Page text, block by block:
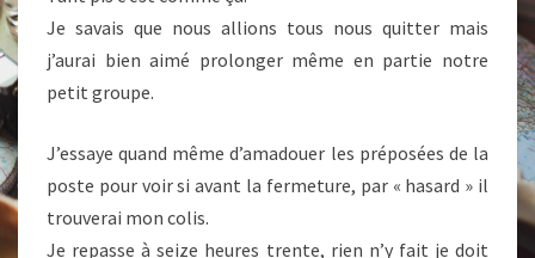
Je savais que nous allions tous nous quitter mais
j’aurai bien aimé prolonger même en partie notre
petit groupe.
J’essaye quand même d’amadouer les préposées de la
poste pour voir si avant la fermeture, par « hasard » il
trouverai mon colis.
Je repasse à seize heures trente, rien n’y fait je doit